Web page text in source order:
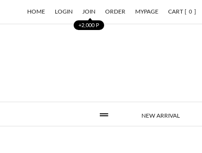
HOME LOGIN JOIN
+2,000 P
ORDER MYPAGE CART [ 0 ]
NEW ARRIVAL